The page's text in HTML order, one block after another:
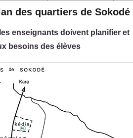
des quartiers de Sokodé
enseignants doivent planifier et
besoins des élèves